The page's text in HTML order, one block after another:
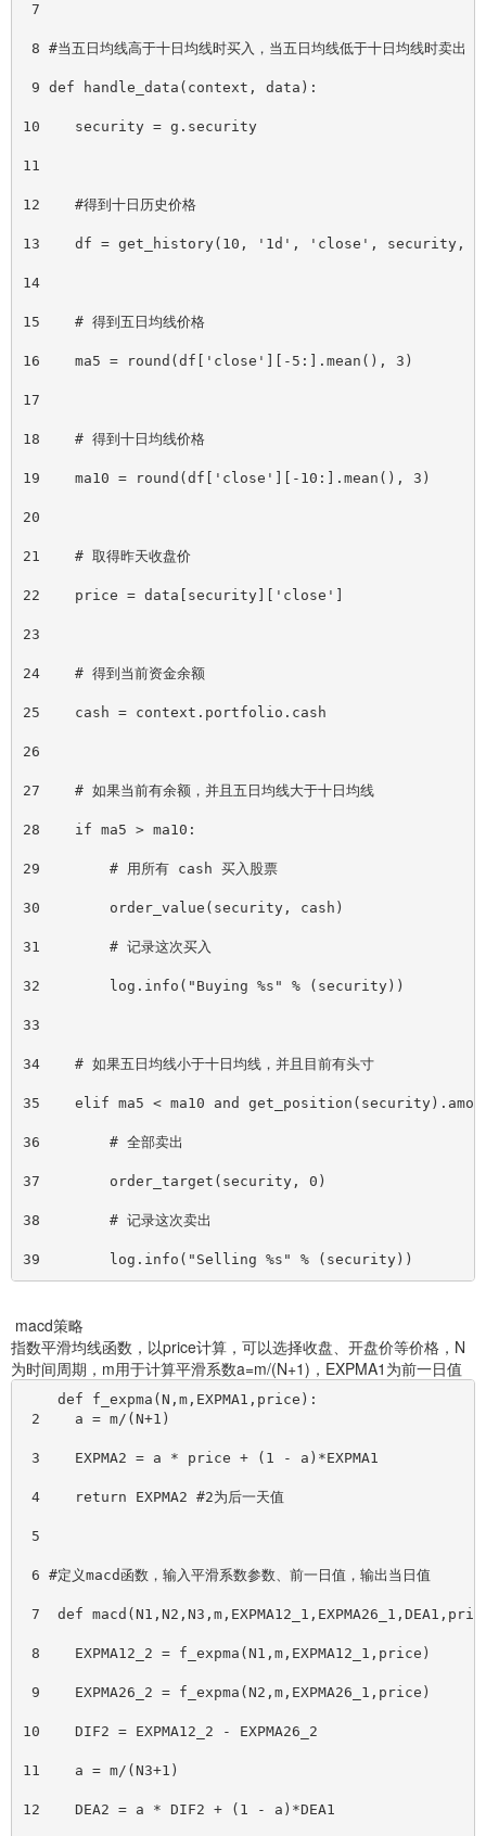
7
8 #当五日均线高于十日均线时买入，当五日均线低于十日均线时卖出
9 def handle_data(context, data):
10    security = g.security
11
12    #得到十日历史价格
13    df = get_history(10, '1d', 'close', security,
14
15    # 得到五日均线价格
16    ma5 = round(df 'close'] -5:].mean(), 3)
17
18    # 得到十日均线价格
19    ma10 = round(df 'close'] -10:].mean(), 3)
20
21    # 取得昨天收盘价
22    price = data security] 'close']
23
24    # 得到当前资金余额
25    cash = context.portfolio.cash
26
27    # 如果当前有余额，并且五日均线大于十日均线
28    if ma5 > ma10:
29        # 用所有 cash 买入股票
30        order_value(security, cash)
31        # 记录这次买入
32        log.info("Buying %s" % (security))
33
34    # 如果五日均线小于十日均线，并且目前有头寸
35    elif ma5 < ma10 and
36        # 全部卖出
37        order_target(security, 0)
38        # 记录这次卖出
39        log.info("Selling %s" % (security))
macd策略
指数平滑均线函数，以price计算，可以选择收盘、开盘价等价格，N
为时间周期，m用于计算平滑系数a=m/(N+1)，EXPMA1为前一日值
    def f_expma(N,m,EXPMA1,price):
2    a = m/(N+1)
3    EXPMA2 = a * price + (1 - a)*EXPMA1
4    return EXPMA2 #2为后一天值
5
6 #定义macd函数，输入平滑系数参数、前一日值，输出当日值
7  def
8    EXPMA12_2 = f_expma(N1,m,EXPMA12_1,price)
9    EXPMA26_2 = f_expma(N2,m,EXPMA26_1,price)
10    DIF2 = EXPMA12_2 - EXPMA26_2
11    a = m/(N3+1)
12    DEA2 = a * DIF2 + (1 - a)*DEA1